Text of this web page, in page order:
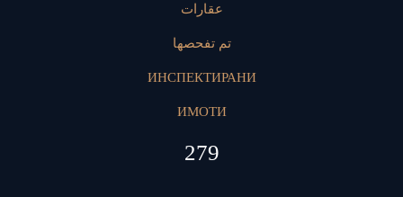
عقارات
تم تفحصها
ИНСПЕКТИРАНИ
ИМОТИ
418